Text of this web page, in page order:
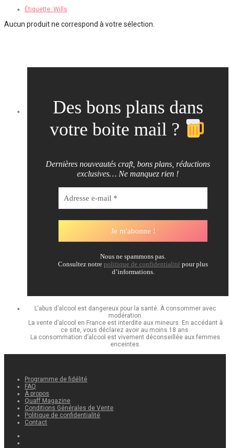
Étiquette: Wills
Aucun produit ne correspond à votre sélection.
Des bons plans dans
votre boite mail ?
Dernières nouveautés craft, bons plans, réductions
exclusives… Ne manquez rien !
Nous ne spammons pas.
Consultez notre politique de confidentialité pour plus
d’informations.
L’abus d’alcool est dangereux pour la santé. À consommer avec
modération.
La vente d’alcool en France est interdite aux mineurs. En accédant à
ce site, vous déclarez avoir au moins 18 ans.
La consommation d’alcool est vivement déconseillée aux femmes
enceintes.
Programme de fidélité
FAQ
À propos
Quaff Magazine
Conditions Générales de Vente
Politique de confidentialité
Contact